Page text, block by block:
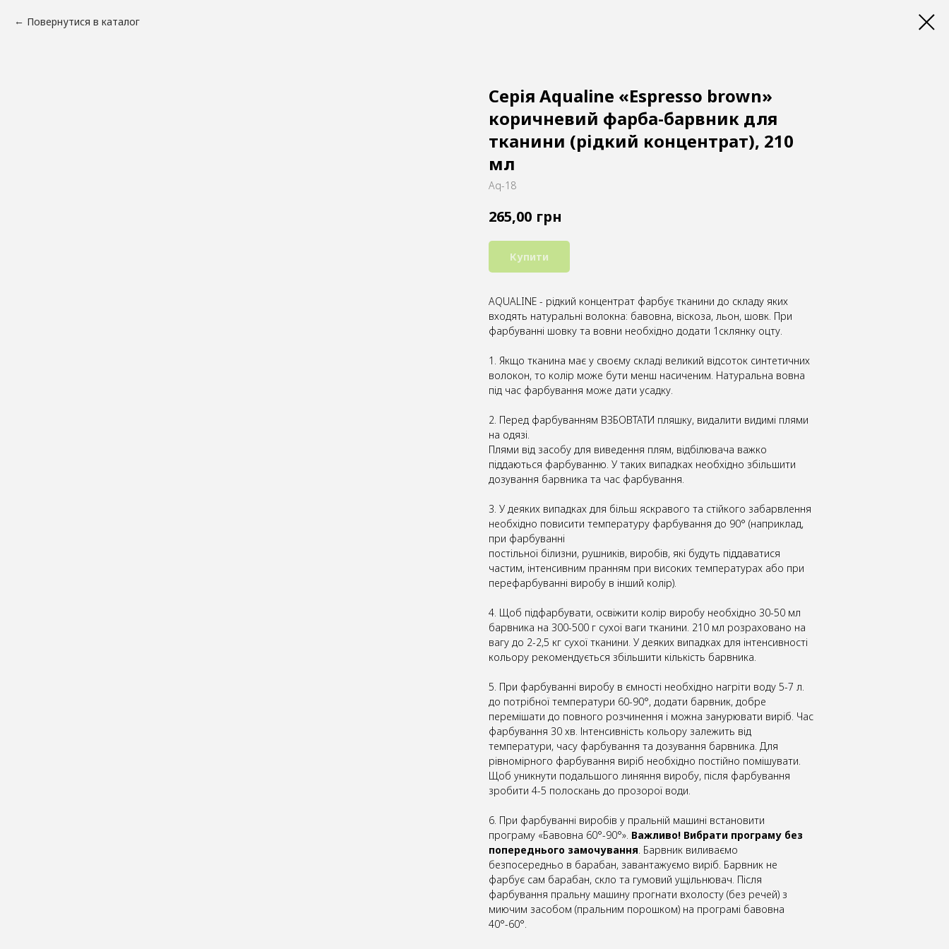
Повернутися в каталог
Cерія Aqualine «Espresso brown»
коричневий фарба-барвник для
тканини (рідкий концентрат), 210
мл
Aq-18
265,00 грн
Купити
AQUALINE - рідкий концентрат фарбує тканини до складу яких
входять натуральні волокна: бавовна, віскоза, льон, шовк. При
фарбуванні шовку та вовни необхідно додати 1склянку оцту.
1. Якщо тканина має у своєму складі великий відсоток синтетичних
волокон, то колір може бути менш насиченим. Натуральна вовна
під час фарбування може дати усадку.
2. Перед фарбуванням ВЗБОВТАТИ пляшку, видалити видимі плями
на одязі.
Плями від засобу для виведення плям, відбілювача важко
піддаються фарбуванню. У таких випадках необхідно збільшити
дозування барвника та час фарбування.
3. У деяких випадках для більш яскравого та стійкого забарвлення
необхідно повисити температуру фарбування до 90° (наприклад,
при фарбуванні
постільної білизни, рушників, виробів, які будуть піддаватися
частим, інтенсивним пранням при високих температурах або при
перефарбуванні виробу в інший колір).
4. Щоб підфарбувати, освіжити колір виробу необхідно 30-50 мл
барвника на 300-500 г сухої ваги тканини. 210 мл розраховано на
вагу до 2-2,5 кг сухої тканини. У деяких випадках для інтенсивності
кольору рекомендується збільшити кількість барвника.
5. При фарбуванні виробу в ємності необхідно нагріти воду 5-7 л.
до потрібної температури 60-90°, додати барвник, добре
перемішати до повного розчинення і можна занурювати виріб. Час
фарбування 30 хв. Інтенсивність кольору залежить від
температури, часу фарбування та дозування барвника. Для
рівномірного фарбування виріб необхідно постійно помішувати.
Щоб уникнути подальшого линяння виробу, після фарбування
зробити 4-5 полоскань до прозорої води.
6. При фарбуванні виробів у пральній машині встановити
програму «Бавовна 60°-90°». Важливо! Вибрати програму без
попереднього замочування . Барвник виливаємо
безпосередньо в барабан, завантажуємо виріб. Барвник не
фарбує сам барабан, скло та гумовий ущільнювач. Після
фарбування пральну машину прогнати вхолосту (без речей) з
миючим засобом (пральним порошком) на програмі бавовна
40°-60°.